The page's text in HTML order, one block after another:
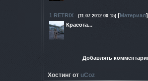
1 RETRIX (11.07.2012 00:15) [Материал]
Красота...
Добавлять
Хостинг от uCoz